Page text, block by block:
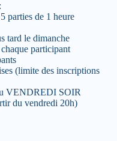
parties de 1 heure
tard le dimanche
participant
(limite des inscriptions
VENDREDI SOIR
du vendredi 20h)